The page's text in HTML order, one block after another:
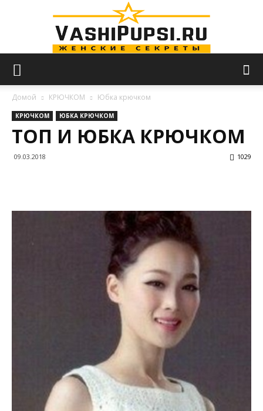
—
секреты
Домой КРЮЧКОМ Юбка крючком
КРЮЧКОМ ЮБКА КРЮЧКОМ
ТОП И ЮБКА КРЮЧКОМ
09.03.2018 1029